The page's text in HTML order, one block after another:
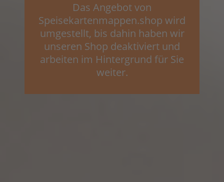
Das Angebot von
Speisekartenmappen.shop wird
umgestellt, bis dahin haben wir
unseren Shop deaktiviert und
arbeiten im Hintergrund für Sie
weiter.